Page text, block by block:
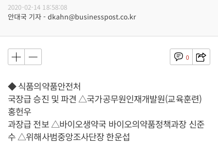
2020-02-14 18:58:08
안대국 기자 - dkahn@businesspost.co.kr
0
◆ 식품의약품안전처
국장급 승진 및 파견 △국가공무원인재개발원(교육훈련)
홍헌우
과장급 전보 △바이오생약국 바이오의약품정책과장 신준
수 △위해사범중앙조사단장 한운섭